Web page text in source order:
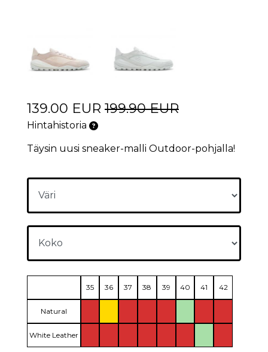
139.00 EUR 199.90 EUR
Hintahistoria
Täysin uusi sneaker-malli Outdoor-pohjalla!
35 36 37 38 39 40 41 42
Natural
White Leather